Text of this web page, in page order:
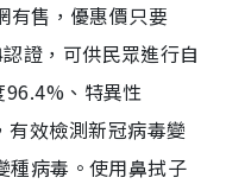
有售，優惠價只要
證，可供民眾進行自
、特異性
效檢測新冠病毒變
病毒。使用鼻拭子